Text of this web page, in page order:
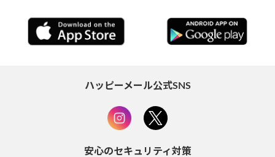
ハッピーメール公式SNS
安心のセキュリティ対策